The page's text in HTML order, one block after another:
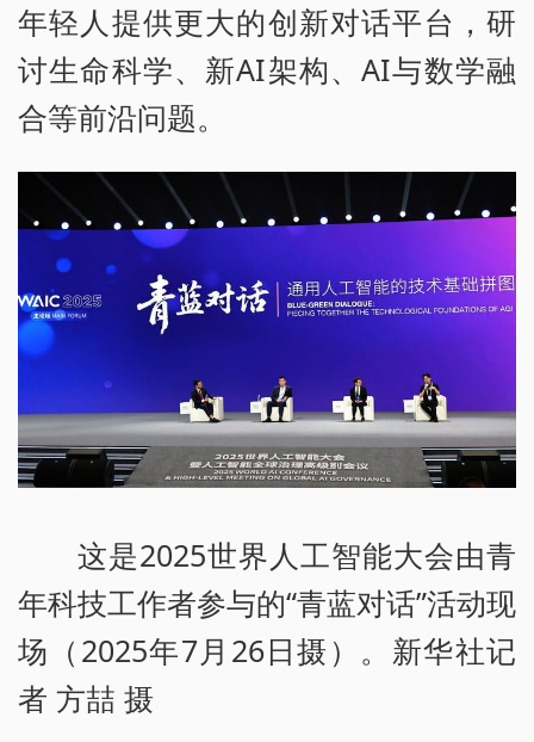
年轻人提供更大的创新对话平台，研
讨生命科学、新AI架构、AI与数学融
合等前沿问题。
这是2025世界人工智能大会由青
年科技工作者参与的“青蓝对话”活动现
场（2025年7月26日摄）。新华社记
者 方喆 摄